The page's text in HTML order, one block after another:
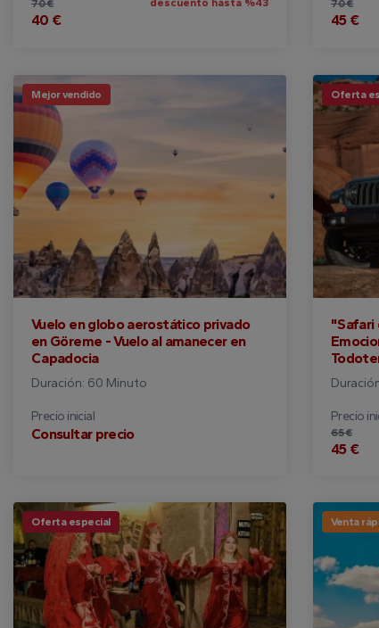
70 €
40 €
descuento hasta %43 70 €
45 €
Mejor vendido
Vuelo en globo aerostático privado
en Göreme - Vuelo al amanecer en
Capadocia
Duración: 60 Minuto
Precio inicial
Consultar precio
Oferta
"Safari
Precio
65 €
45 €
Oferta especial Venta